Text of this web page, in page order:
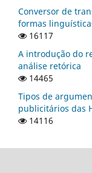
Conversor de
formas
16117
A introdução do
análise retórica
14465
Tipos de
publicitários das
14116